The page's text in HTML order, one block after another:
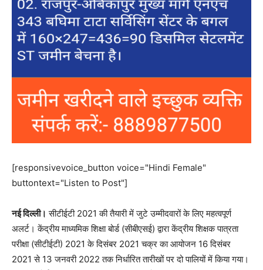
[responsivevoice_button voice="Hindi Female"
buttontext="Listen to Post"]
नई दिल्ली। सीटीईटी 2021 की तैयारी में जुटे उम्मीदवारों के लिए महत्वपूर्ण
अलर्ट। केंद्रीय माध्यमिक शिक्षा बोर्ड (सीबीएसई) द्वारा केंद्रीय शिक्षक पात्रता
परीक्षा (सीटीईटी) 2021 के दिसंबर 2021 चक्र का आयोजन 16 दिसंबर
2021 से 13 जनवरी 2022 तक निर्धारित तारीखों पर दो पालियों में किया गया।